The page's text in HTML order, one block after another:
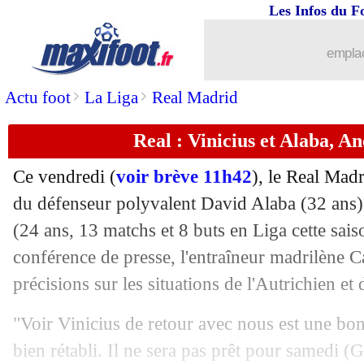
Actu foot> La Liga> Real Madrid
Les Infos du
Real : Vinicius et Alaba,
Ce vendredi (voir brève 11h42), le Real
du défenseur polyvalent David Alaba (32
(24 ans, 13 matchs et 8 buts en Liga cette
conférence de presse, l'entraîneur madrilène
précisions sur les situations de l'Autrichien et
"Voir Vinicius de retour avec nous est une
bien rétabli. Il ne sera pas prêt pour samedi
Palmeiras : Ronaldo voit grand pour
06/12 Man City: De Bruyne, la priorité de
: le joli message de Messi
06/12 OM: De Zerbi veut un Rabiot
06/12 Nantes: l'Atletico Mineiro pense à
06/12 : changement d'horaire le
06/12 OM: Garcia savoure sa revanche
Newcastle : City réactive la piste